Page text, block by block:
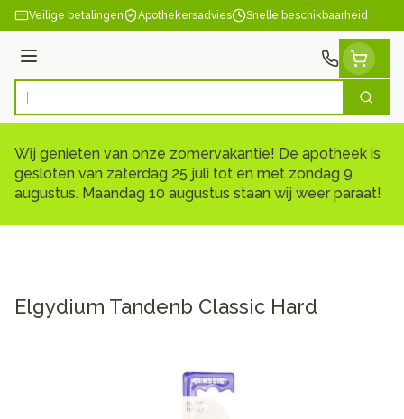
Ga naar de inhoud
Veilige betalingen Apothekersadvies Snelle beschikbaarheid
Menu
Product, merk, categorie... Zoek
Wij genieten van onze zomervakantie! De apotheek is
gesloten van zaterdag 25 juli tot en met zondag 9
augustus. Maandag 10 augustus staan wij weer paraat!
Elgydium Tandenb Classic Hard